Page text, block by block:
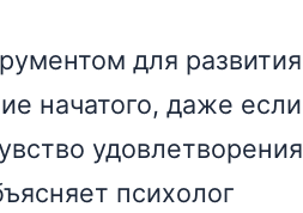
для развития
начатого, даже если
удовлетворения
психолог